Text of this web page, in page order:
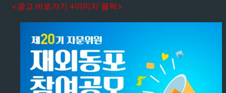
<광고 바로가기 ↓이미지 클릭>